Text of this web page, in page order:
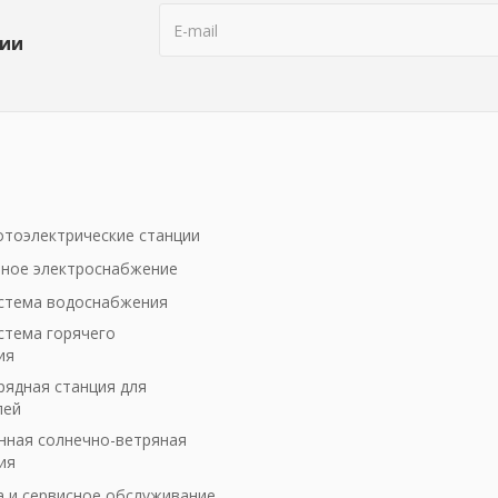
станции
электроснабжение
водоснабжения
горячего
станция для
солнечно-ветряная